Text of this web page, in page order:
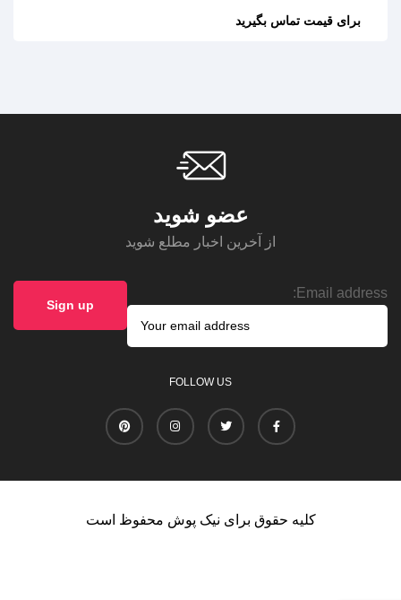
برای قیمت تماس بگیرید
عضو شوید
از آخرین اخبار مطلع شوید
Email address:
FOLLOW US
کلیه حقوق برای نیک پوش محفوظ است